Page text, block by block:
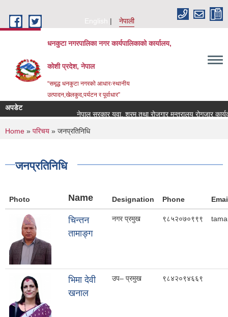
English
नेपाली
धनकुटा नगरपालिका नगर कार्यपालिकाको कार्यालय,
कोशी प्रदेश, नेपाल
“समृद्ध धनकुटा नगरको आधारःस्थानीय
उत्पादन,खेलकुद,पर्यटन र पूर्वाधार”
अपडेट
नेपाल सरकार युवा, श्रम तथा रोजगार मन्त्रालय रोगजार
You are here
Home » परिचय » जनप्रतिनिधि
जनप्रतिनिधि
Photo Name Designation Phone
चिन्तन
तामाङ्ग
नगर प्रमुख ९८५२०७०९९९
भिमा देवी
खनाल
उप– प्रमुख ९८४२०९४६६९